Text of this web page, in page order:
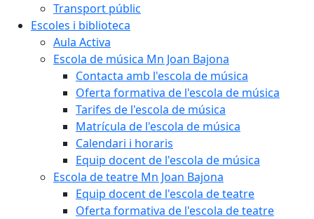
Transport públic
Escoles i biblioteca
Aula Activa
Escola de música Mn Joan Bajona
Contacta amb l'escola de música
Oferta formativa de l'escola de música
Tarifes de l'escola de música
Matrícula de l'escola de música
Calendari i horaris
Equip docent de l'escola de música
Escola de teatre Mn Joan Bajona
Equip docent de l'escola de teatre
Oferta formativa de l'escola de teatre